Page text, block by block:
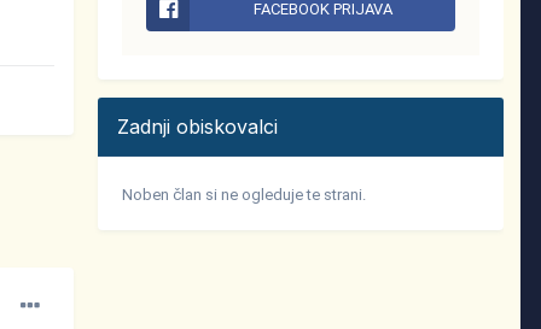
FACEBOOK PRIJAVA
Zadnji obiskovalci
Noben član si ne ogleduje te strani.